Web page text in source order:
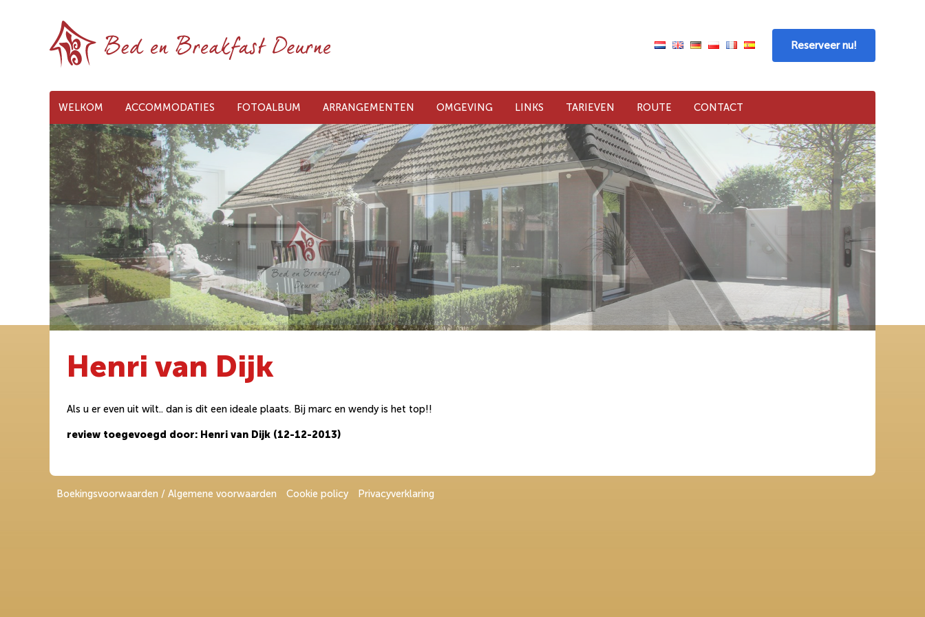
Reserveer nu!
WELKOM ACCOMMODATIES FOTOALBUM ARRANGEMENTEN OMGEVING LINKS TARIEVEN ROUTE CONTACT
Henri van Dijk
Als u er even uit wilt.. dan is dit een ideale plaats. Bij marc en wendy is het top!!
review toegevoegd door: Henri van Dijk (12-12-2013)
Boekingsvoorwaarden / Algemene voorwaarden Cookie policy Privacyverklaring